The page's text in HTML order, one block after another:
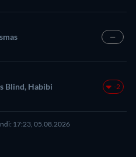
—
Blind, Habibi -2
17:23, 05.08.2026